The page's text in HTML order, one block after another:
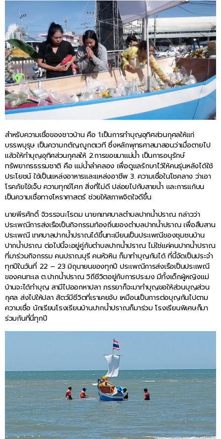
สำหรับความเชื่อของชาวบ้าน คือ 1.เป็นการทำบุญอุทิศส่วนกุศลให้แก่
บรรพบุรุษ เป็นความกตัญญูกตเวที ซึ่งหลักพุทธศาสนาสอนว่าเมื่อตายไป
แล้วให้ทำบุญอุทิศส่วนกุศลให้ 2.การขอขมาแม่น้ำ เป็นการอนุรักษ์
ทรัพยากรธรรมชาติ คือ แม่น้ำลำคลอง เพื่อดูแลรักษาไว้ให้คนรุ่นหลังได้ใช้
ประโยชน์ ใช้เป็นแหล่งอาหารและแหล่งอาชีพ 3. ความเชื่อในโชคลาง ว่าเอา
โรคภัยไข้เจ็บ ความทุกข์โศก สิ่งที่ไม่ดี ปล่อยไปกับสายน้ำ และการแก้บน
เป็นความเชื่อทางโหราศาสตร์ ช่วยให้สภาพจิตใจดีขึ้น
นายพีรศักดิ์ จิวรรจนะโรดม นายกเทศบาลตำบลปากน้ำปราณ กล่าวว่า
ประเพณีการส่งเรือเป็นกิจกรรมท้องถิ่นของตำบลปากน้ำปราณ เพื่อสืบสาน
ประเพณี เทศบาลปากน้ำปราณได้ขึ้นทะเบียนเป็นประเพณีของชุมชนบ้าน
ปากน้ำปราณ ต่อไปนี้จะอยู่คู่กับตำบลปากน้ำปราณ ไม่ใช่แค่คนปากน้ำปราณ
ที่มาร่วมกิจกรรม คนปราณบุรี คนหัวหิน ก็มาทำบุญกันได้ ที่นี้จัดเป็นประจำ
ทุกปีในวันที่ 22 – 23 มิถุนายนของทุกปี ประเพณีการส่งเรือเป็นประเพณี
ของคนทะเล ต.ปากน้ำปราณ วิถีชีวิตอยู่กับการประมง มีทั้งเด็กผู้หญิงแม่
บ้านจะได้ทำบุญ สามีไปออกหาปลา ภรรยาก็จะมาทำบุญขอให้ส่วนบุญส่วน
กุศล ส่งไปให้ปลา สัตว์มีชีวิตที่เราเคยจับ เหมือนเป็นการต่อบุญกันไปตาม
ความเชื่อ นักเรียนโรงเรียนบ้านปากน้ำปราณก็มาร่วม โรงเรียนพิเศษก็มา
ร่วมกันที่นี่ทุกปี